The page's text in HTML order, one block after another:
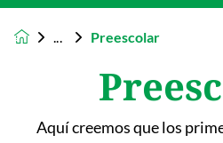
Preescolar
Aquí creemos que los